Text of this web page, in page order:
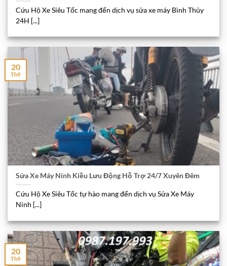
Cứu Hộ Xe Siêu Tốc mang đến dịch vụ sửa xe máy Bình Thủy
24H [...]
Sửa Xe Máy Ninh Kiều Lưu Động Hỗ Trợ 24/7 Xuyên Đêm
Cứu Hộ Xe Siêu Tốc tự hào mang đến dịch vụ Sửa Xe Máy
Ninh [...]
20
Th9
20
Th9